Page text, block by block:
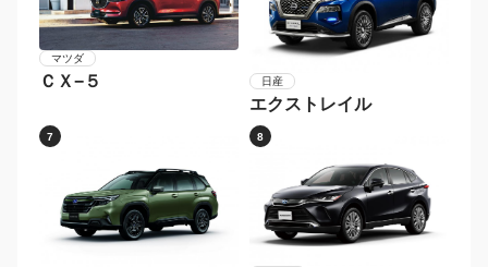
マツダ
ＣＸ−５ 日産
エクストレイル
7 8